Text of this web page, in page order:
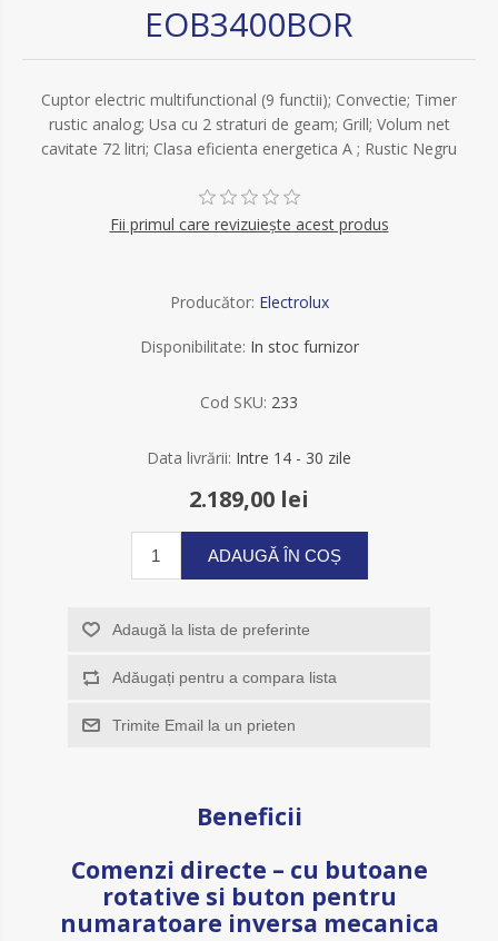
EOB3400BOR
Cuptor electric multifunctional (9 functii); Convectie; Timer
rustic analog; Usa cu 2 straturi de geam; Grill; Volum net
cavitate 72 litri; Clasa eficienta energetica A ; Rustic Negru
Fii primul care revizuiește acest produs
Producător: Electrolux
Disponibilitate: In stoc furnizor
Cod SKU: 233
Data livrării: Intre 14 - 30 zile
2.189,00 lei
ADAUGĂ ÎN COȘ
Adaugă la lista de preferinte
Adăugați pentru a compara lista
Trimite Email la un prieten
Beneficii
Comenzi directe – cu butoane
rotative si buton pentru
numaratoare inversa mecanica